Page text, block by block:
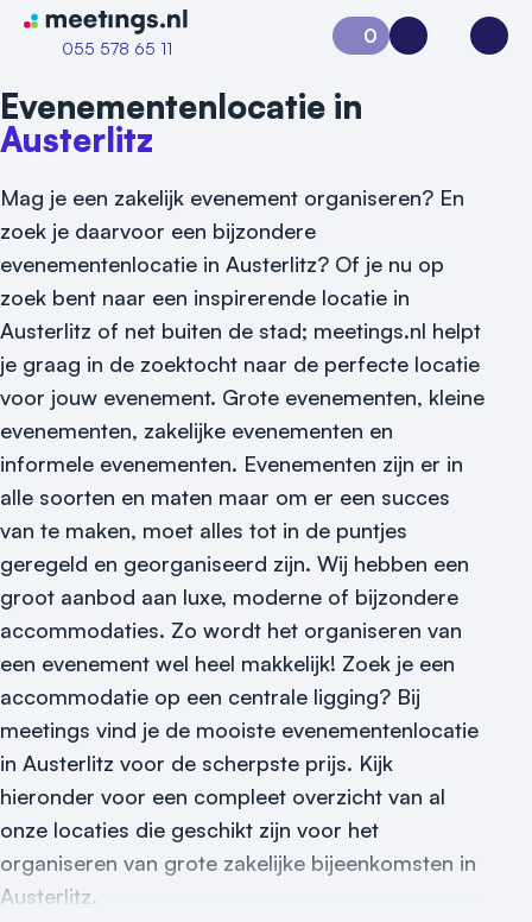
Naar home van Meetings
055 578 65 11
Vraag locatie aan
Locatiegids
Nieuws
Reviews (5⭐️)
Contact
0
Aanvraag 0Inloggen
Evenementenlocatie in
Austerlitz
Mag je een zakelijk evenement organiseren? En
zoek je daarvoor een bijzondere
evenementenlocatie in Austerlitz? Of je nu op
zoek bent naar een inspirerende locatie in
Austerlitz of net buiten de stad; meetings.nl helpt
je graag in de zoektocht naar de perfecte locatie
voor jouw evenement. Grote evenementen, kleine
evenementen, zakelijke evenementen en
informele evenementen. Evenementen zijn er in
alle soorten en maten maar om er een succes
van te maken, moet alles tot in de puntjes
geregeld en georganiseerd zijn. Wij hebben een
groot aanbod aan luxe, moderne of bijzondere
accommodaties. Zo wordt het organiseren van
een evenement wel heel makkelijk! Zoek je een
accommodatie op een centrale ligging? Bij
meetings vind je de mooiste evenementenlocatie
in Austerlitz voor de scherpste prijs. Kijk
hieronder voor een compleet overzicht van al
onze locaties die geschikt zijn voor het
organiseren van grote zakelijke bijeenkomsten in
Austerlitz.